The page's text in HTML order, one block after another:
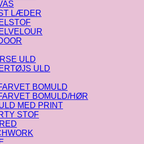
LÆDER
ULD
ULD
BOMULD
BOMULD/HØR
MED PRINT
STOF